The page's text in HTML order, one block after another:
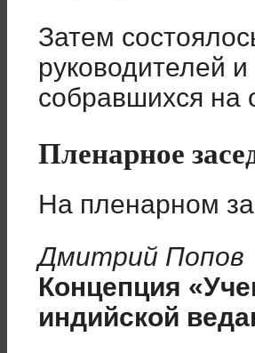
Затем
руководителей
собравшихся
Пленарное
На пленарном
Дмитрий Попов
Концепция
индийской